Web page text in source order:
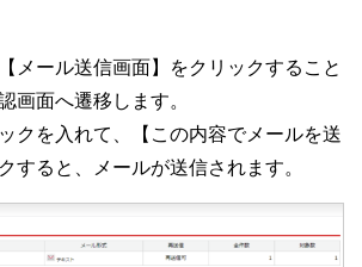
メール送信画面】をクリックすること
画面へ遷移します。
クを入れて、【この内容でメールを送
すると、メールが送信されます。